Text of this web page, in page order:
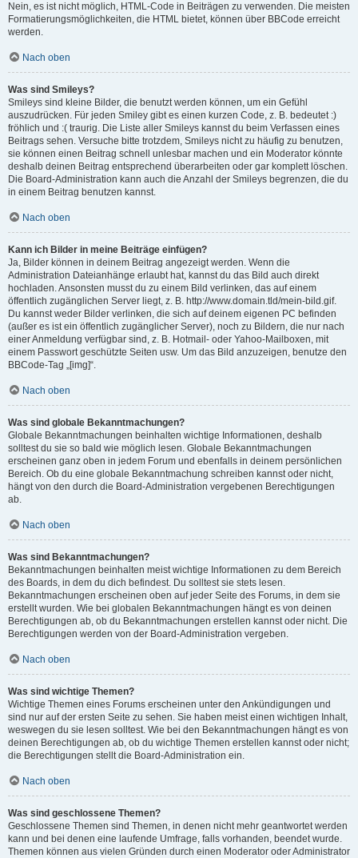
Nein, es ist nicht möglich, HTML-Code in Beiträgen zu verwenden. Die meisten
Formatierungsmöglichkeiten, die HTML bietet, können über BBCode erreicht
werden.
Nach oben
Was sind Smileys?
Smileys sind kleine Bilder, die benutzt werden können, um ein Gefühl
auszudrücken. Für jeden Smiley gibt es einen kurzen Code, z. B. bedeutet :)
fröhlich und :( traurig. Die Liste aller Smileys kannst du beim Verfassen eines
Beitrags sehen. Versuche bitte trotzdem, Smileys nicht zu häufig zu benutzen,
sie können einen Beitrag schnell unlesbar machen und ein Moderator könnte
deshalb deinen Beitrag entsprechend überarbeiten oder gar komplett löschen.
Die Board-Administration kann auch die Anzahl der Smileys begrenzen, die du
in einem Beitrag benutzen kannst.
Nach oben
Kann ich Bilder in meine Beiträge einfügen?
Ja, Bilder können in deinem Beitrag angezeigt werden. Wenn die
Administration Dateianhänge erlaubt hat, kannst du das Bild auch direkt
hochladen. Ansonsten musst du zu einem Bild verlinken, das auf einem
öffentlich zugänglichen Server liegt, z. B. http://www.domain.tld/mein-bild.gif.
Du kannst weder Bilder verlinken, die sich auf deinem eigenen PC befinden
(außer es ist ein öffentlich zugänglicher Server), noch zu Bildern, die nur nach
einer Anmeldung verfügbar sind, z. B. Hotmail- oder Yahoo-Mailboxen, mit
einem Passwort geschützte Seiten usw. Um das Bild anzuzeigen, benutze den
BBCode-Tag „[img]“.
Nach oben
Was sind globale Bekanntmachungen?
Globale Bekanntmachungen beinhalten wichtige Informationen, deshalb
solltest du sie so bald wie möglich lesen. Globale Bekanntmachungen
erscheinen ganz oben in jedem Forum und ebenfalls in deinem persönlichen
Bereich. Ob du eine globale Bekanntmachung schreiben kannst oder nicht,
hängt von den durch die Board-Administration vergebenen Berechtigungen
ab.
Nach oben
Was sind Bekanntmachungen?
Bekanntmachungen beinhalten meist wichtige Informationen zu dem Bereich
des Boards, in dem du dich befindest. Du solltest sie stets lesen.
Bekanntmachungen erscheinen oben auf jeder Seite des Forums, in dem sie
erstellt wurden. Wie bei globalen Bekanntmachungen hängt es von deinen
Berechtigungen ab, ob du Bekanntmachungen erstellen kannst oder nicht. Die
Berechtigungen werden von der Board-Administration vergeben.
Nach oben
Was sind wichtige Themen?
Wichtige Themen eines Forums erscheinen unter den Ankündigungen und
sind nur auf der ersten Seite zu sehen. Sie haben meist einen wichtigen Inhalt,
weswegen du sie lesen solltest. Wie bei den Bekanntmachungen hängt es von
deinen Berechtigungen ab, ob du wichtige Themen erstellen kannst oder nicht;
die Berechtigungen stellt die Board-Administration ein.
Nach oben
Was sind geschlossene Themen?
Geschlossene Themen sind Themen, in denen nicht mehr geantwortet werden
kann und bei denen eine laufende Umfrage, falls vorhanden, beendet wurde.
Themen können aus vielen Gründen durch einen Moderator oder Administrator